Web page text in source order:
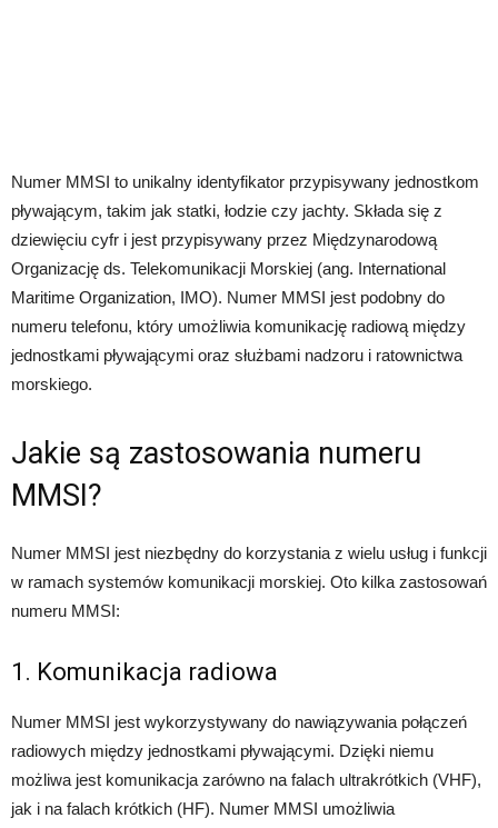
Numer MMSI to unikalny identyfikator przypisywany jednostkom
pływającym, takim jak statki, łodzie czy jachty. Składa się z
dziewięciu cyfr i jest przypisywany przez Międzynarodową
Organizację ds. Telekomunikacji Morskiej (ang. International
Maritime Organization, IMO). Numer MMSI jest podobny do
numeru telefonu, który umożliwia komunikację radiową między
jednostkami pływającymi oraz służbami nadzoru i ratownictwa
morskiego.
Jakie są zastosowania numeru
MMSI?
Numer MMSI jest niezbędny do korzystania z wielu usług i funkcji
w ramach systemów komunikacji morskiej. Oto kilka zastosowań
numeru MMSI:
1. Komunikacja radiowa
Numer MMSI jest wykorzystywany do nawiązywania połączeń
radiowych między jednostkami pływającymi. Dzięki niemu
możliwa jest komunikacja zarówno na falach ultrakrótkich (VHF),
jak i na falach krótkich (HF). Numer MMSI umożliwia